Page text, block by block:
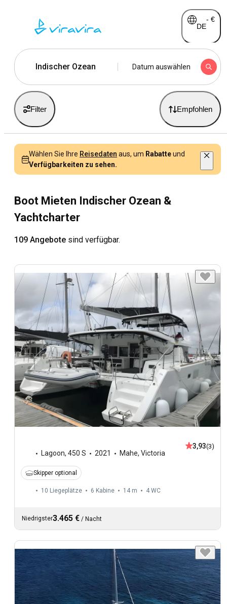
DE
- €
Indischer Ozean Datum auswählen
Filter Empfohlen
Wählen Sie Ihre Reisedaten aus, um Rabatteund
Verfügbarkeiten zu sehen.
Boot Mieten Indischer Ozean &
Yachtcharter
109 Angebote sind verfügbar.
Lagoon, 450 S 2021 Mahe, Victoria
3,93(3)
Skipper optional
10 Liegeplätze 6 Kabine 14 m 4 WC
Niedrigster3.465 € / Nacht